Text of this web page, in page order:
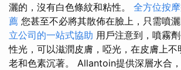
灑的，沒有白色條紋和粘性。 全方位按
薦 您甚至不必將其散佈在臉上，只需噴灑
立公司的一站式協助 用戶注意到，噴霧
性光，可以滋潤皮膚，啞光，在皮膚上不
老和色素沉著。 Allantoin提供深層水合